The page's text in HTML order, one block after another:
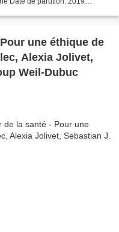
Alexia Jolivet,
Weil-Dubuc